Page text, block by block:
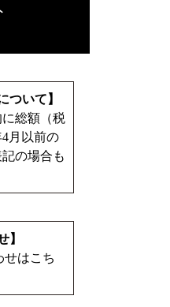
ついて】
総額（税
月以前の
の場合も
】
せはこち